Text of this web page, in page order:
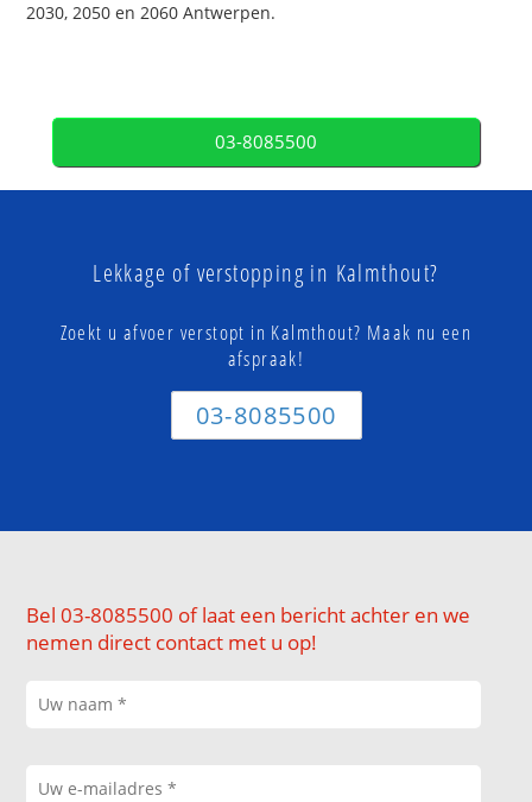
2030, 2050 en 2060 Antwerpen.
03-8085500
Lekkage of verstopping in Kalmthout?
Zoekt u afvoer verstopt in Kalmthout? Maak nu een
afspraak!
03-8085500
Bel 03-8085500 of laat een bericht achter en we
nemen direct contact met u op!